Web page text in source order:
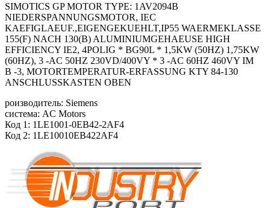
SIMOTICS GP MOTOR TYPE: 1AV2094B
NIEDERSPANNUNGSMOTOR, IEC
KAEFIGLAEUF.,EIGENGEKUEHLT,IP55 WAERMEKLASSE
155(F) NACH 130(B) ALUMINIUMGEHAEUSE HIGH
EFFICIENCY IE2, 4POLIG * BG90L * 1,5KW (50HZ) 1,75KW
(60HZ), 3 -AC 50HZ 230VD/400VY * 3 -AC 60HZ 460VY IM
B -3, MOTORTEMPERATUR-ERFASSUNG KTY 84-130
ANSCHLUSSKASTEN OBEN
роизводитель: Siemens
система: AC Motors
Код 1: 1LE1001-0EB42-2AF4
Код 2: 1LE10010EB422AF4